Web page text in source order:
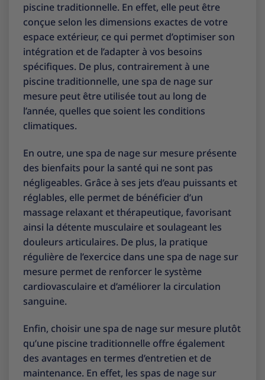
piscine traditionnelle. En effet, elle peut être
conçue selon les dimensions exactes de votre
espace extérieur, ce qui permet d’optimiser son
intégration et de l’adapter à vos besoins
spécifiques. De plus, contrairement à une
piscine traditionnelle, une spa de nage sur
mesure peut être utilisée tout au long de
l’année, quelles que soient les conditions
climatiques.
En outre, une spa de nage sur mesure présente
des bienfaits pour la santé qui ne sont pas
négligeables. Grâce à ses jets d’eau puissants et
réglables, elle permet de bénéficier d’un
massage relaxant et thérapeutique, favorisant
ainsi la détente musculaire et soulageant les
douleurs articulaires. De plus, la pratique
régulière de l’exercice dans une spa de nage sur
mesure permet de renforcer le système
cardiovasculaire et d’améliorer la circulation
sanguine.
Enfin, choisir une spa de nage sur mesure plutôt
qu’une piscine traditionnelle offre également
des avantages en termes d’entretien et de
maintenance. En effet, les spas de nage sur